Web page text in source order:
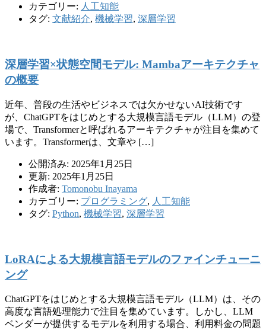
カテゴリー: 人工知能
タグ: 文献紹介, 機械学習, 深層学習
深層学習×状態空間モデル: Mambaアーキテクチャ
の概要
近年、普段の生活やビジネスでは欠かせないAI技術です
が、ChatGPTをはじめとする大規模言語モデル（LLM）の登
場で、Transformerと呼ばれるアーキテクチャが注目を集めて
います。Transformerは、文章や […]
公開済み: 2025年1月25日
更新: 2025年1月25日
作成者: Tomonobu Inayama
カテゴリー: プログラミング, 人工知能
タグ: Python, 機械学習, 深層学習
LoRAによる大規模言語モデルのファインチューニ
ング
ChatGPTをはじめとする大規模言語モデル（LLM）は、その
高度な言語処理能力で注目を集めています。しかし、LLM
ベンダーが提供するモデルを利用する場合、利用料金の問題